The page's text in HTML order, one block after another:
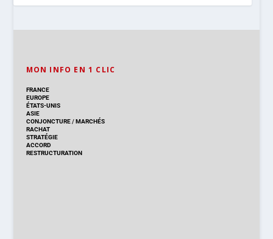
MON INFO EN 1 CLIC
FRANCE
EUROPE
ÉTATS-UNIS
ASIE
CONJONCTURE/MARCHÉS
RACHAT
STRATÉGIE
ACCORD
RESTRUCTURATION